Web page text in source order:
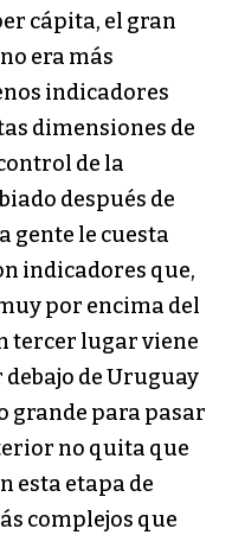
cápita, el gran
era más
indicadores
dimensiones de
de la
después de
gente le cuesta
indicadores que,
por encima del
tercer lugar viene
de Uruguay
grande para pasar
no quita que
esta etapa de
complejos que